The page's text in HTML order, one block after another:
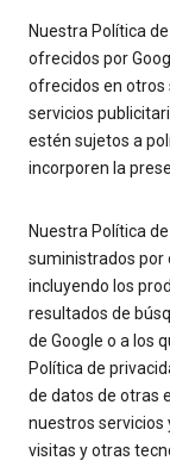
Nuestra Política
ofrecidos por
ofrecidos en otros
servicios
estén sujetos a
incorporen la
Nuestra Política
suministrados por
incluyendo los
resultados de
de Google o a los
Política de
de datos de otras
nuestros servicios
visitas y otras